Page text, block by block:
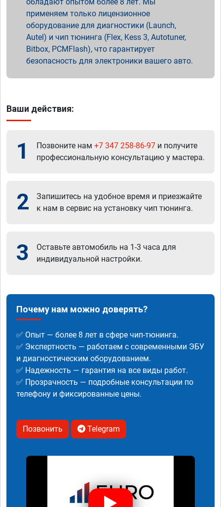
применяем только лицензионное
оборудование для диагностики (Launch,
Autel) и чип тюнинга (Flex, Kess 3, Autotuner,
Bitbox, PCMFlash), что гарантирует
безопасность для электроники вашего авто.
Ваши действия:
1 Позвоните нам +7 347 258-86-97 и получите
профессиональную консультацию у мастера.
2
Запишитесь на удобное время и приезжайте
к нам в сервис на установку чип тюнинга.
3
Оставьте автомобиль на 1-3 часа для
индивидуальной настройки.
Почему нам можно доверять?
✅ Опыт — более 8 лет в сфере чип-тюнинга.
✅ Экспертность — работаем с современными ЭБУ
и диагностическим оборудованием.
✅ Надежность — гарантия на все виды работ.
✅ Прозрачность — подробные консультации по
телефону и фиксированные цены.
Позвонить Telegram